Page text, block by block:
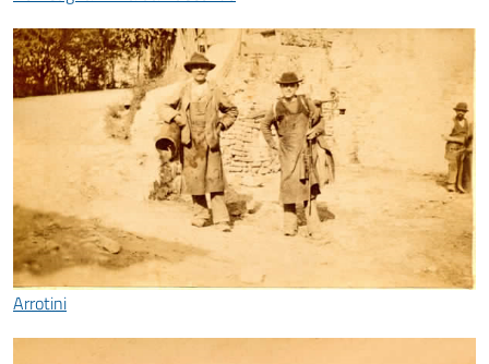
Arrotini